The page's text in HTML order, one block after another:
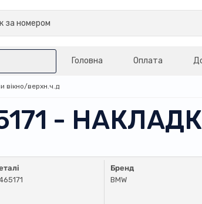
Головна Оплата
вікно/верхн.ч.д
-
Бренд
BMW